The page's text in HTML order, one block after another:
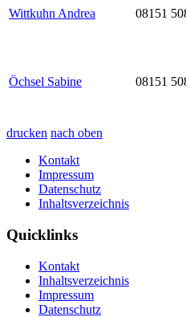
Wittkuhn Andrea 08151
Öchsel Sabine 08151
drucken nach oben
Kontakt
Impressum
Datenschutz
Inhaltsverzeichnis
Quicklinks
Kontakt
Inhaltsverzeichnis
Impressum
Datenschutz